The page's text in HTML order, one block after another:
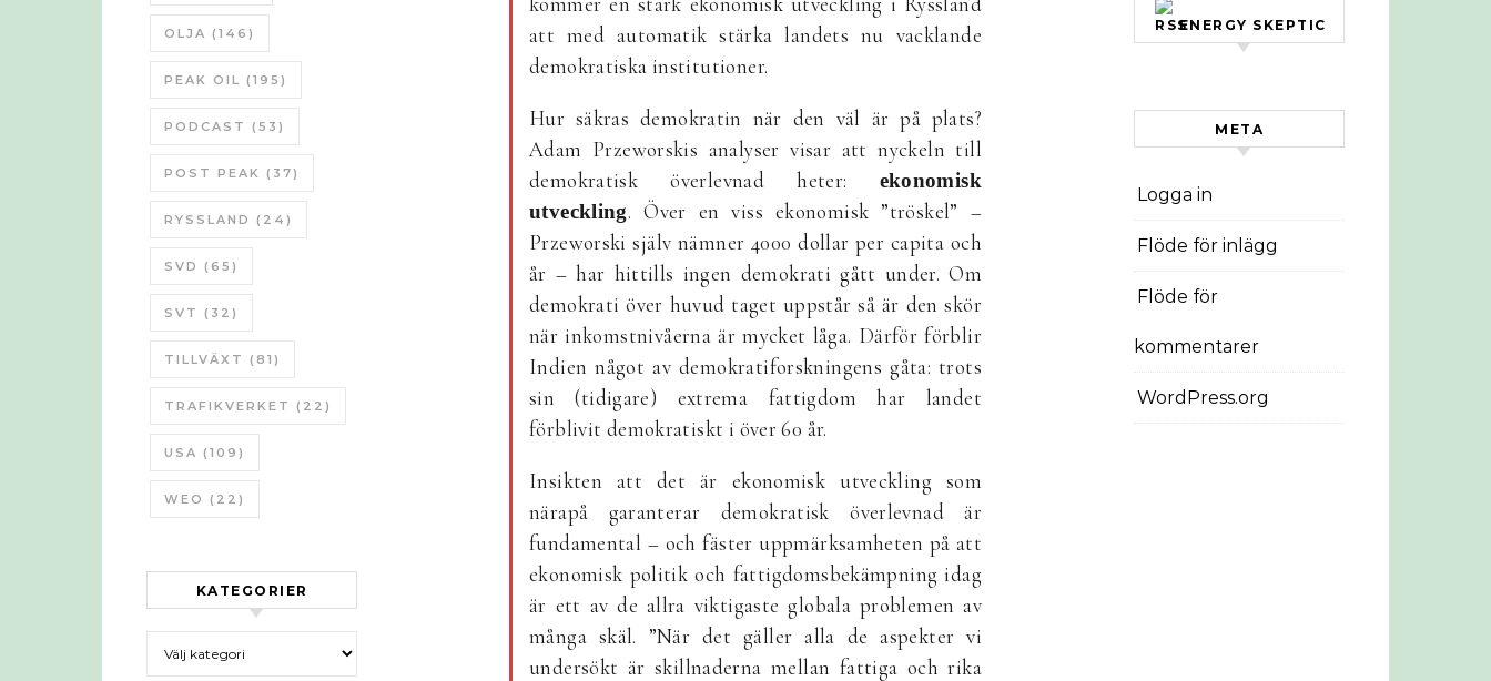
OLJA (146)
PEAK OIL (195)
PODCAST (53)
POST PEAK (37)
RYSSLAND (24)
SVD (65)
SVT (32)
TILLVÄXT (81)
TRAFIKVERKET (22)
USA (109)
WEO (22)
KATEGORIER
att med automatik stärka landets nu vacklande
demokratiska institutioner.
Hur säkras demokratin när den väl är på plats?
Adam Przeworskis analyser visar att nyckeln till
demokratisk överlevnad heter: ekonomisk
utveckling. Över en viss ekonomisk ”tröskel” –
Przeworski själv nämner 4000 dollar per capita och
år – har hittills ingen demokrati gått under. Om
demokrati över huvud taget uppstår så är den skör
när inkomstnivåerna är mycket låga. Därför förblir
Indien något av demokratiforskningens gåta: trots
sin (tidigare) extrema fattigdom har landet
förblivit demokratiskt i över 60 år.
Insikten att det är ekonomisk utveckling som
närapå garanterar demokratisk överlevnad är
fundamental – och fäster uppmärksamheten på att
ekonomisk politik och fattigdomsbekämpning idag
är ett av de allra viktigaste globala problemen av
många skäl. ”När det gäller alla de aspekter vi
undersökt är skillnaderna mellan fattiga och rika
ENERGY SKEPTIC
META
Logga in
Flöde för inlägg
Flöde för
kommentarer
WordPress.org